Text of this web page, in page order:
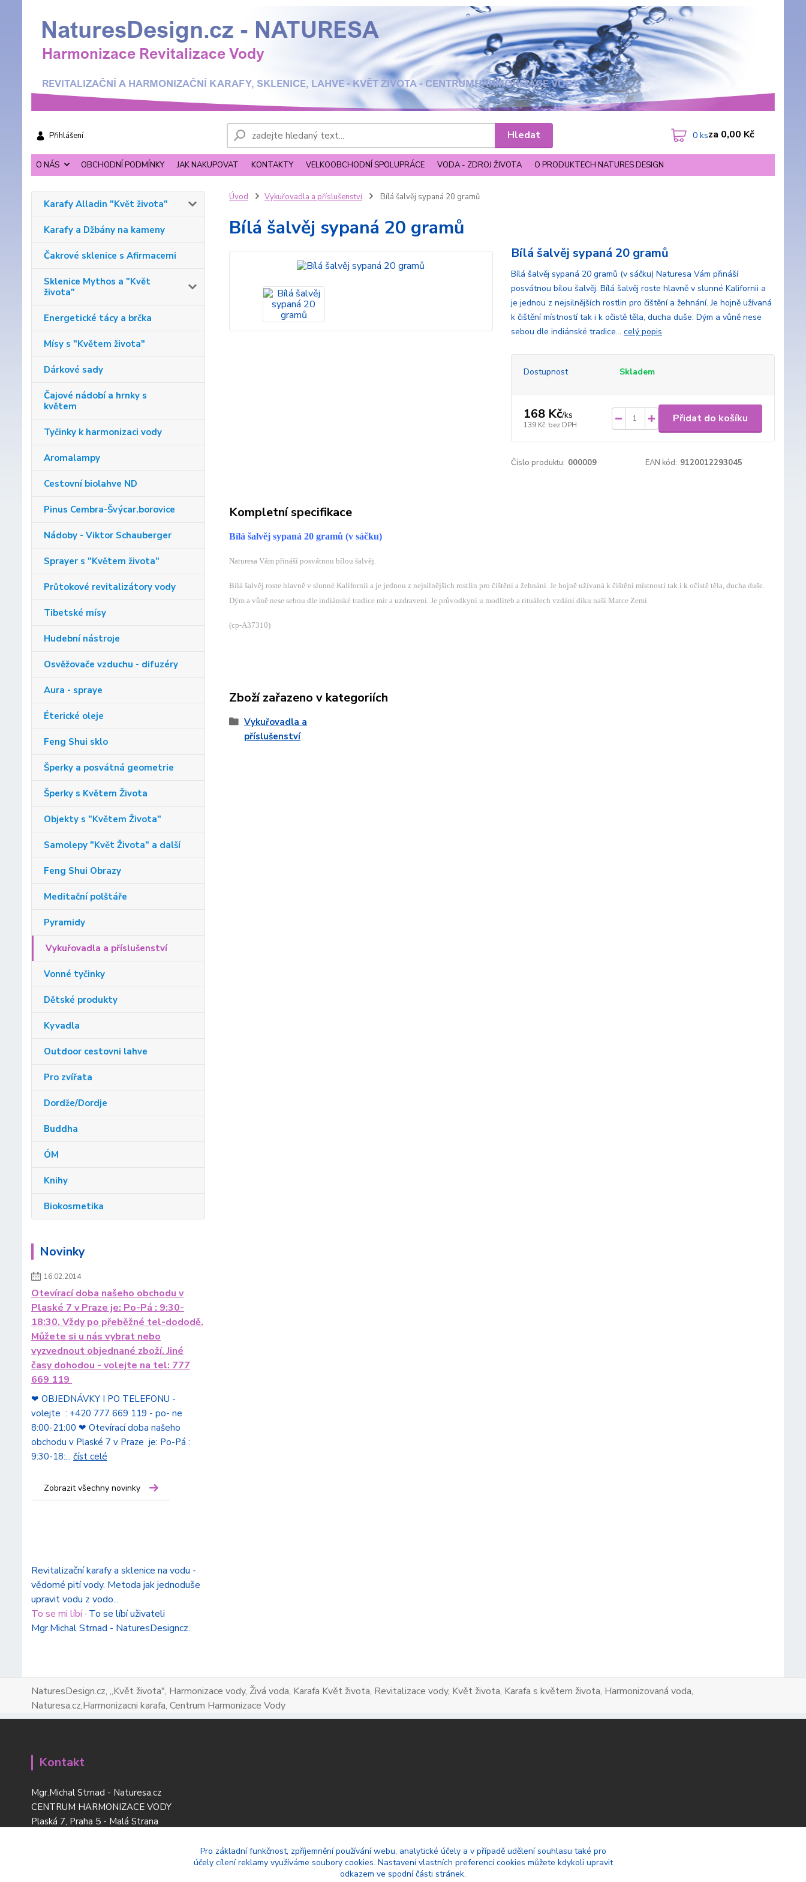
O NÁS OBCHODNÍ PODMÍNKY JAK NAKUPOVAT KONTAKTY VELKOOBCHODNÍ SPOLUPRÁCE VODA - ZDROJ ŽIVOTA O PRODUKTECH NATURES DESIGN
Přihlášení Hledat 0ksza 0,00 Kč
Karafy Alladin "Květ života"
Karafy a Džbány na kameny
Čakrové sklenice s Afirmacemi
Sklenice Mythos a "Květ
života"
Energetické tácy a brčka
Mísy s "Květem života"
Dárkové sady
Čajové nádobí a hrnky s
květem
Tyčinky k harmonizaci vody
Aromalampy
Cestovní biolahve ND
Pinus Cembra-Švýcar.borovice
Nádoby - Viktor Schauberger
Sprayer s "Květem života"
Průtokové revitalizátory vody
Tibetské mísy
Hudební nástroje
Osvěžovače vzduchu - difuzéry
Aura - spraye
Éterické oleje
Feng Shui sklo
Šperky a posvátná geometrie
Šperky s Květem Života
Objekty s "Květem Života"
Samolepy "Květ Života" a další
Feng Shui Obrazy
Meditační polštáře
Pyramidy
Vykuřovadla a příslušenství
Vonné tyčinky
Dětské produkty
Kyvadla
Outdoor cestovni lahve
Pro zvířata
Dordže/Dordje
Buddha
ÓM
Knihy
Biokosmetika
Novinky
16.02.2014
Otevírací doba našeho obchodu v
Plaské 7 v Praze je: Po-Pá : 9:30-
18:30. Vždy po přeběžné tel-dododě.
Můžete si u nás vybrat nebo
vyzvednout objednané zboží. Jiné
časy dohodou - volejte na tel: 777
669 119
❤ OBJEDNÁVKY I PO TELEFONU -
volejte : +420 777 669 119 - po- ne
8:00-21:00 ❤ Otevírací doba našeho
obchodu v Plaské 7 v Praze je: Po-Pá :
9:30-18:... číst celé
Zobrazit všechny novinky
Revitalizační karafy a sklenice na vodu -
vědomé pití vody. Metoda jak jednoduše
upravit vodu z vodo...
To se mi líbí· To se líbí uživateli
Mgr.Michal Strnad - NaturesDesigncz.
Úvod Vykuřovadla a příslušenství Bílá šalvěj sypaná 20 gramů
Bílá šalvěj sypaná 20 gramů
Bílá šalvěj sypaná 20 gramů
Bílá šalvěj sypaná 20 gramů (v sáčku) Naturesa Vám přináší
posvátnou bílou šalvěj. Bílá šalvěj roste hlavně v slunné Kalifornii a
je jednou z nejsilnějších rostlin pro čištění a žehnání. Je hojně užívaná
k čištění místností tak i k očistě těla, ducha duše. Dým a vůně nese
sebou dle indiánské tradice... celý popis
Dostupnost Skladem
168 Kč/ks
139 Kč bez DPH
Přidat do košíku
Číslo produktu: 000009 EAN kód: 9120012293045
Kompletní specifikace
Bílá šalvěj sypaná 20 gramů (v sáčku)
Naturesa Vám přináší posvátnou bílou šalvěj.
Bílá šalvěj roste hlavně v slunné Kalifornii a je jednou z nejsilnějších rostlin pro čištění a žehnání. Je hojně užívaná k čištění místností tak i k očistě těla, ducha duše.
Dým a vůně nese sebou dle indiánské tradice mír a uzdravení. Je průvodkyní u modliteb a rituálech vzdání díku naší Matce Zemi.
(cp-A37310)
Zboží zařazeno v kategoriích
Vykuřovadla a
příslušenství
NaturesDesign.cz, ,,Květ života", Harmonizace vody, Živá voda, Karafa Květ života, Revitalizace vody, Květ života, Karafa s květem života, Harmonizovaná voda,
Naturesa.cz,Harmonizacni karafa, Centrum Harmonizace Vody
Kontakt
Mgr.Michal Strnad - Naturesa.cz
CENTRUM HARMONIZACE VODY
Plaská 7, Praha 5 - Malá Strana
Pro základní funkčnost, zpříjemnění používání webu, analytické účely a v případě udělení souhlasu také pro
účely cílení reklamy využíváme soubory cookies. Nastavení vlastních preferencí cookies můžete kdykoli upravit
odkazem ve spodní části stránek.